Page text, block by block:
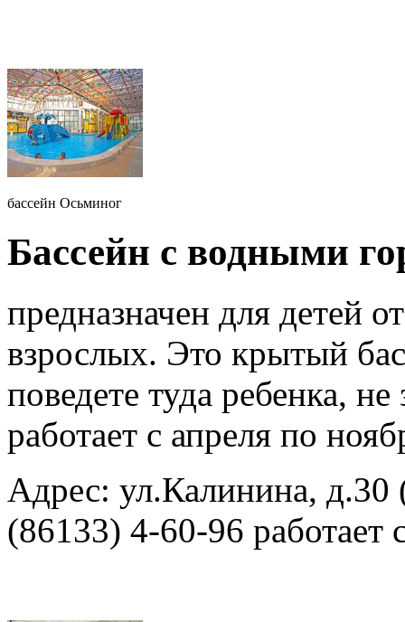
бассейн Осьминог
Бассейн с водными
предназначен для детей
взрослых. Это крытый
поведете туда ребенка,
работает с апреля по
Адрес: ул.Калинина, д.30
(86133) 4-60-96 работает